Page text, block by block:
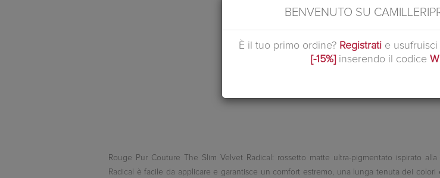
Rouge Pur Couture The Slim Velvet Radical: rossetto matte ultra-pigmentato ispirato
Radical è facile da applicare e garantisce un comfort estremo, una lunga tenuta dei
BENVENUTO SU
È il tuo primo ordine? Registrati e
[-15%] inserendo il codice